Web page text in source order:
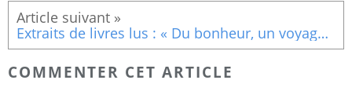
Extraits de livres lus : « Du bonheur, un voyage philosophique » Peut-on être heureux sans les autre
COMMENTER CET ARTICLE